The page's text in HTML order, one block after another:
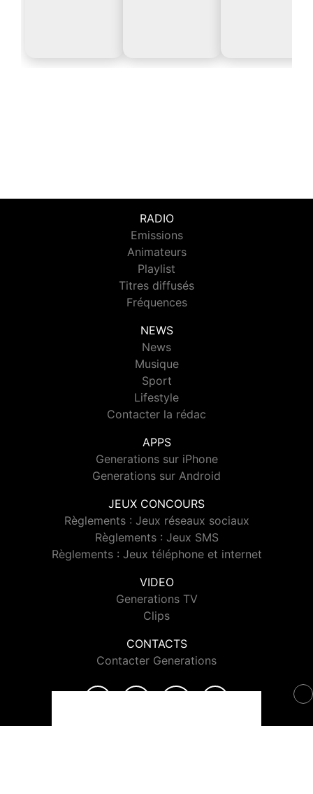
RADIO
Emissions
Animateurs
Playlist
Titres diffusés
Fréquences
NEWS
News
Musique
Sport
Lifestyle
Contacter la rédac
APPS
Generations sur iPhone
Generations sur Android
JEUX CONCOURS
Règlements : Jeux réseaux sociaux
Règlements : Jeux SMS
Règlements : Jeux téléphone et internet
VIDEO
Generations TV
Clips
CONTACTS
Contacter Generations